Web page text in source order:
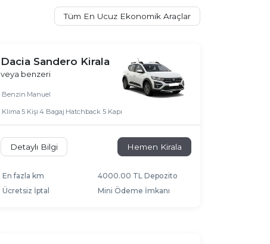
Tüm En Ucuz Ekonomik Araçlar
Dacia Sandero Kirala
veya benzeri
Benzin Manuel
Klima 5 Kişi 4 Bagaj Hatchback 5 Kapı
Detaylı Bilgi Hemen Kirala
En fazla km
4000.00 TL Depozito
Ücretsiz İptal
Mini Ödeme İmkanı